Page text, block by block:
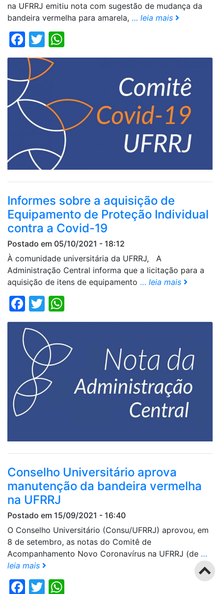
na UFRRJ emitiu nota com sugestão de mudança da
bandeira vermelha para amarela, … leia mais
Facebook
Twitter
Informes sobre a aquisição de
Equipamento de Proteção Individual
contra a Covid-19
Postado em 05/10/2021 - 18:12
À comunidade universitária da UFRRJ, A
Administração Central informa que a licitação para a
aquisição de itens de equipamento … leia mais
Facebook
Twitter
Conselho Universitário aprova
manutenção da bandeira vermelha
na UFRRJ
Postado em 15/09/2021 - 16:40
O Conselho Universitário (Consu/UFRRJ) aprovou, em
8 de setembro, as notas do Comitê de
Acompanhamento Novo Coronavírus na UFRRJ (de …
leia mais
Facebook
Twitter